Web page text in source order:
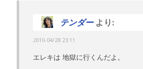
テンダー より:
2010-04/28 23:11
エレキは 地獄に行くんだよ。